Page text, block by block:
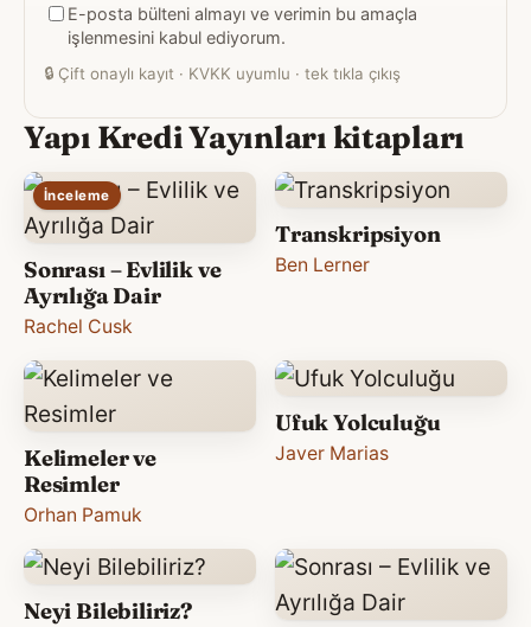
adresiniz
E-posta bülteni almayı ve verimin bu amaçla
işlenmesini kabul ediyorum.
🔒 Çift onaylı kayıt · KVKK uyumlu · tek tıkla çıkış
Yapı Kredi Yayınları kitapları
İnceleme
Sonrası – Evlilik ve
Ayrılığa Dair
Rachel Cusk
Transkripsiyon
Ben Lerner
Kelimeler ve
Resimler
Orhan Pamuk
Ufuk Yolculuğu
Javer Marias
Neyi Bilebiliriz?